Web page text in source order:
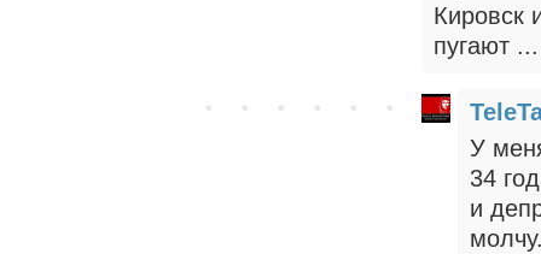
Кировск
пугают ...
У
34
и